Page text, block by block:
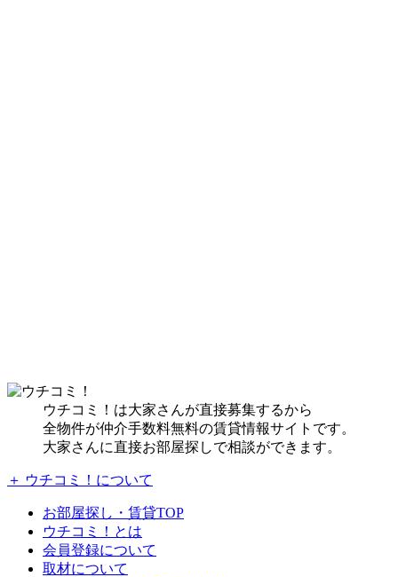
ウチコミ！は大家さんが直接募集するから
全物件が仲介手数料無料の賃貸情報サイトです。
大家さんに直接お部屋探しで相談ができます。
＋ ウチコミ！について
お部屋探し・賃貸TOP
ウチコミ！とは
会員登録について
取材について